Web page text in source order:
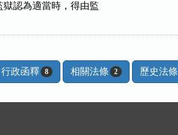
認為適當時，得由監
行政函釋 8 相關法條 2 歷史法條